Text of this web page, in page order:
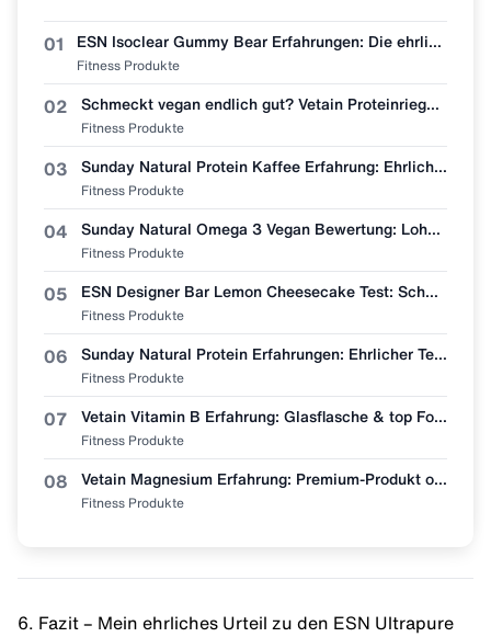
01 ESN Isoclear Gummy Bear Erfahrungen: Die ehrlichste Bewertung der neuen Sorte
Fitness Produkte
02 Schmeckt vegan endlich gut? Vetain Proteinriegel Zimtschnecke im Erfahrungsbericht
Fitness Produkte
03 Sunday Natural Protein Kaffee Erfahrung: Ehrliche Geschmacksbewertung
Fitness Produkte
04 Sunday Natural Omega 3 Vegan Bewertung: Lohnt sich der Wechsel vom Fischöl?
Fitness Produkte
05 ESN Designer Bar Lemon Cheesecake Test: Schmeckt wie Zitronenkuchen?
Fitness Produkte
06 Sunday Natural Protein Erfahrungen: Ehrlicher Test (Bio & Vegan?)
Fitness Produkte
07 Vetain Vitamin B Erfahrung: Glasflasche & top Formel, aber lohnt sich der Preis?
Fitness Produkte
08 Vetain Magnesium Erfahrung: Premium-Produkt oder überteuert? Mein ehrlicher Test
Fitness Produkte
6. Fazit – Mein ehrliches Urteil zu den ESN Ultrapure